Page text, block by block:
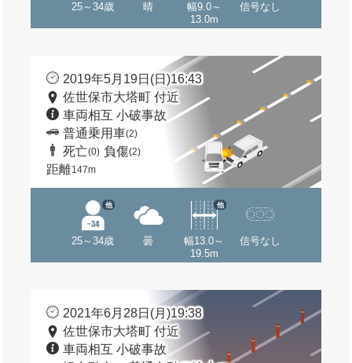
25～34歳 晴
幅9.0～
13.0m
信号なし
2019年5月19日(日)16:43
佐世保市大塔町 付近
車両相互 小破事故
普通乗用車(2)
死亡(0) 負傷(2)
距離147m
25～34歳
他
曇
幅13.0～
19.5m
他
信号なし
2021年6月28日(月)19:38
佐世保市大塔町 付近
車両相互 小破事故